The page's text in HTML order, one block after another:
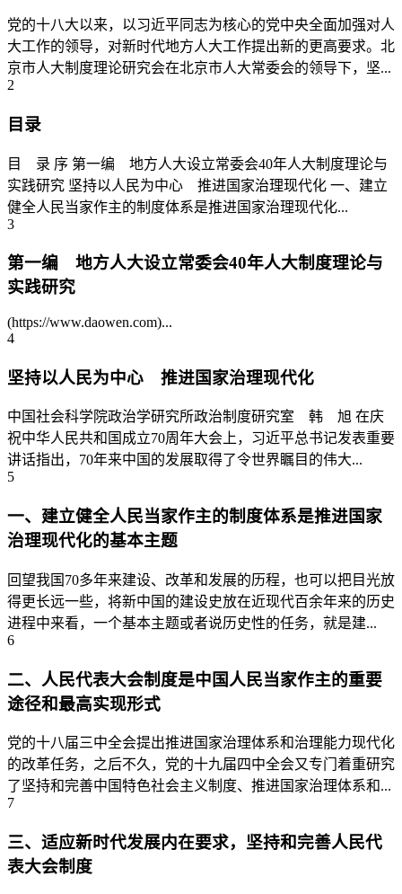
党的十八大以来，以习近平同志为核心的党中央全面加强对人
大工作的领导，对新时代地方人大工作提出新的更高要求。北
京市人大制度理论研究会在北京市人大常委会的领导下，坚...
2
目录
目 录 序 第一编 地方人大设立常委会40年人大制度理论与
实践研究 坚持以人民为中心 推进国家治理现代化 一、建立
健全人民当家作主的制度体系是推进国家治理现代化...
3
第一编 地方人大设立常委会40年人大制度理论与
实践研究
(https://www.daowen.com)...
4
坚持以人民为中心 推进国家治理现代化
中国社会科学院政治学研究所政治制度研究室 韩 旭 在庆
祝中华人民共和国成立70周年大会上，习近平总书记发表重要
讲话指出，70年来中国的发展取得了令世界瞩目的伟大...
5
一、建立健全人民当家作主的制度体系是推进国家
治理现代化的基本主题
回望我国70多年来建设、改革和发展的历程，也可以把目光放
得更长远一些，将新中国的建设史放在近现代百余年来的历史
进程中来看，一个基本主题或者说历史性的任务，就是建...
6
二、人民代表大会制度是中国人民当家作主的重要
途径和最高实现形式
党的十八届三中全会提出推进国家治理体系和治理能力现代化
的改革任务，之后不久，党的十九届四中全会又专门着重研究
了坚持和完善中国特色社会主义制度、推进国家治理体系和...
7
三、适应新时代发展内在要求，坚持和完善人民代
表大会制度